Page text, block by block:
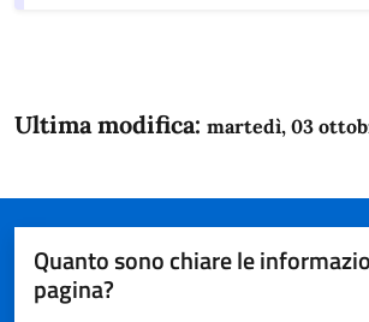
Ultima modifica: martedì, 03
Quanto sono chiare le
pagina?